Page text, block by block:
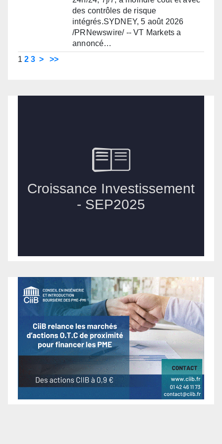
des contrôles de risque
intégrés.SYDNEY, 5 août 2026
/PRNewswire/ -- VT Markets a
annoncé…
1 2 3 > >>